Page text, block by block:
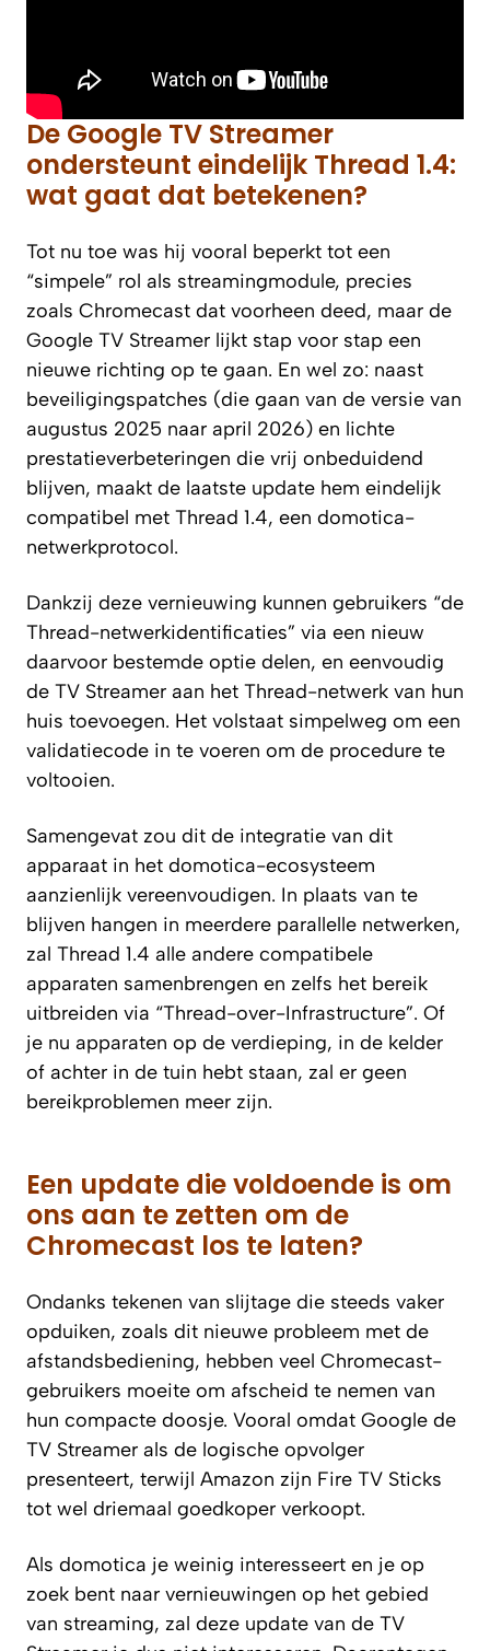
De Google TV Streamer
ondersteunt eindelijk Thread 1.4:
wat gaat dat betekenen?
Tot nu toe was hij vooral beperkt tot een
“simpele” rol als streamingmodule, precies
zoals Chromecast dat voorheen deed, maar de
Google TV Streamer lijkt stap voor stap een
nieuwe richting op te gaan. En wel zo: naast
beveiligingspatches (die gaan van de versie van
augustus 2025 naar april 2026) en lichte
prestatieverbeteringen die vrij onbeduidend
blijven, maakt de laatste update hem eindelijk
compatibel met Thread 1.4, een domotica-
netwerkprotocol.
Dankzij deze vernieuwing kunnen gebruikers “de
Thread-netwerkidentificaties” via een nieuw
daarvoor bestemde optie delen, en eenvoudig
de TV Streamer aan het Thread-netwerk van hun
huis toevoegen. Het volstaat simpelweg om een
validatiecode in te voeren om de procedure te
voltooien.
Samengevat zou dit de integratie van dit
apparaat in het domotica-ecosysteem
aanzienlijk vereenvoudigen. In plaats van te
blijven hangen in meerdere parallelle netwerken,
zal Thread 1.4 alle andere compatibele
apparaten samenbrengen en zelfs het bereik
uitbreiden via “Thread-over-Infrastructure”. Of
je nu apparaten op de verdieping, in de kelder
of achter in de tuin hebt staan, zal er geen
bereikproblemen meer zijn.
Een update die voldoende is om
ons aan te zetten om de
Chromecast los te laten?
Ondanks tekenen van slijtage die steeds vaker
opduiken, zoals dit nieuwe probleem met de
afstandsbediening, hebben veel Chromecast-
gebruikers moeite om afscheid te nemen van
hun compacte doosje. Vooral omdat Google de
TV Streamer als de logische opvolger
presenteert, terwijl Amazon zijn Fire TV Sticks
tot wel driemaal goedkoper verkoopt.
Als domotica je weinig interesseert en je op
zoek bent naar vernieuwingen op het gebied
van streaming, zal deze update van de TV